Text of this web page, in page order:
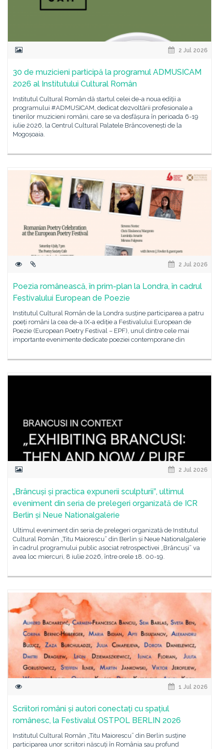
2 Jul 2026
30 de muzicieni participă la programul ADMUSICAM
2026 al Institutului Cultural Român
Institutul Cultural Român dă startul celei de-a noua ediții a
programului #ADMUSICAM, dedicat dezvoltării profesionale a
tinerilor muzicieni români, care se va desfășura în perioada 6-19
iulie 2026, la Centrul Cultural Palatele Brâncovenești de la
Mogoșoaia.
2 Jul 2026
Poezia românească, în prim-plan la Londra, în cadrul
Festivalului European de Poezie
Institutul Cultural Român de la Londra susține participarea a patru
poeți români la cea de-a IX-a ediție a Festivalului European de
Poezie (European Poetry Festival – EPF), unul dintre cele mai
importante evenimente dedicate poeziei contemporane din
2 Jul 2026
„Brâncuși și practica expunerii sculpturiiˮ, ultimul
eveniment din seria de prelegeri organizată de ICR
Berlin și Neue Nationalgalerie
Ultimul eveniment din seria de prelegeri organizată de Institutul
Cultural Român „Titu Maiorescu” din Berlin și Neue Nationalgalerie
în cadrul programului public asociat retrospectivei „Brâncuși” va
avea loc miercuri, 8 iulie 2026, între orele 18. 00-19.
1 Jul 2026
Scriitori români și autori conectați cu spațiul
românesc, la Festivalul OSTPOL BERLIN 2026
Institutul Cultural Român „Titu Maiorescu” din Berlin susține
participarea unor scriitori născuți în România sau profund